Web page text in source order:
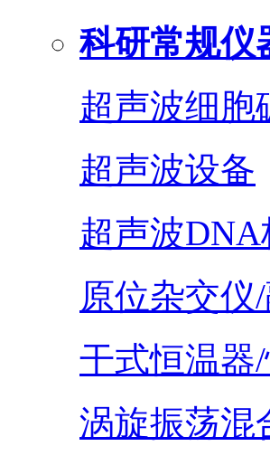
科研常规仪
超声波细胞
超声波设备
超声波
原位杂交仪
干式恒温器
涡旋振荡混